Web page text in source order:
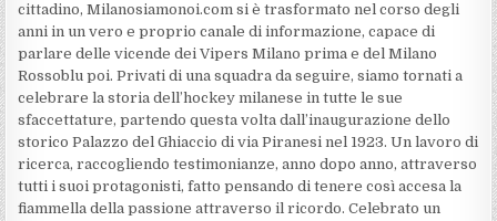
cittadino, Milanosiamonoi.com si è trasformato nel corso degli
anni in un vero e proprio canale di informazione, capace di
parlare delle vicende dei Vipers Milano prima e del Milano
Rossoblu poi. Privati di una squadra da seguire, siamo tornati a
celebrare la storia dell’hockey milanese in tutte le sue
sfaccettature, partendo questa volta dall’inaugurazione dello
storico Palazzo del Ghiaccio di via Piranesi nel 1923. Un lavoro di
ricerca, raccogliendo testimonianze, anno dopo anno, attraverso
tutti i suoi protagonisti, fatto pensando di tenere così accesa la
fiammella della passione attraverso il ricordo. Celebrato un